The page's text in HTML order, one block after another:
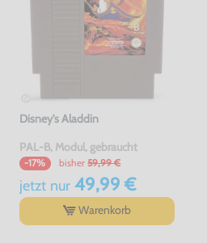
Disney's Aladdin
PAL-B, Modul, gebraucht
-17% bisher 59,99 €
jetzt nur49,99 €
Warenkorb